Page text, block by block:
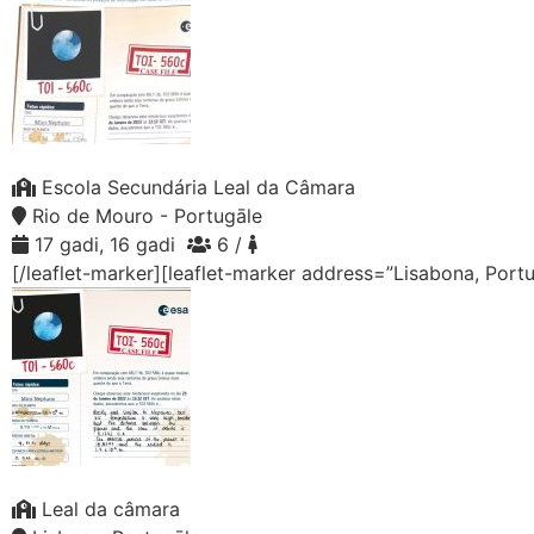
Escola Secundária Leal da Câmara
Rio de Mouro - Portugāle
17 gadi, 16 gadi
6 /
[/leaflet-marker][leaflet-marker address=”Lisabona,
Leal da câmara